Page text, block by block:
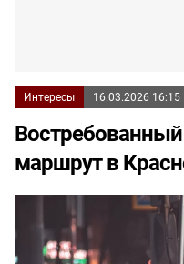
Интересы 16.03.2026 16:15
маршрут в